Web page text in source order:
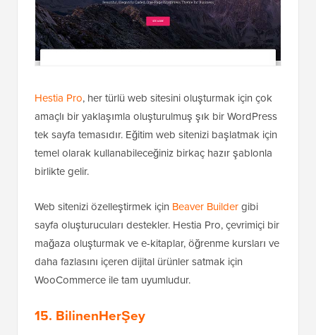
Hestia Pro, her türlü web sitesini oluşturmak için çok
amaçlı bir yaklaşımla oluşturulmuş şık bir WordPress
tek sayfa temasıdır. Eğitim web sitenizi başlatmak için
temel olarak kullanabileceğiniz birkaç hazır şablonla
birlikte gelir.
Web sitenizi özelleştirmek için Beaver Buildergibi
sayfa oluşturucuları destekler. Hestia Pro, çevrimiçi bir
mağaza oluşturmak ve e-kitaplar, öğrenme kursları ve
daha fazlasını içeren dijital ürünler satmak için
WooCommerce ile tam uyumludur.
15. BilinenHerŞey